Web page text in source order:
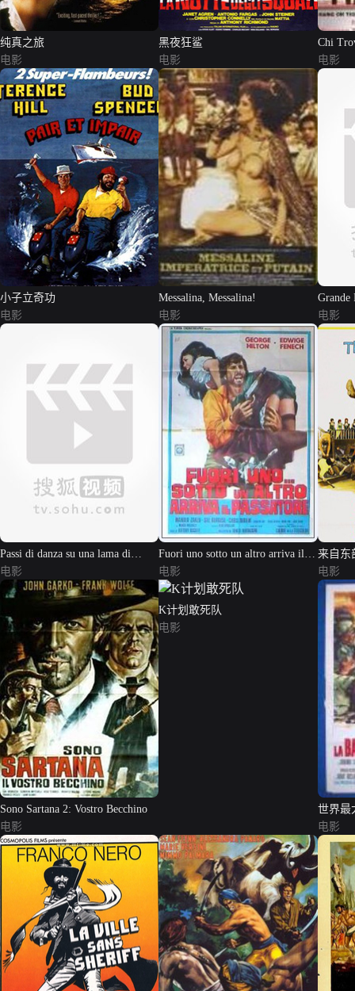
纯真之旅
电影
黑夜狂鲨
电影
Chi
Tesoro
电影
小子立奇功
电影
Messalina, Messalina!
电影
Grande
电影
Passi di danza su una lama di
rasoio
电影
Fuori uno sotto un altro arriva il
passatore
电影
来自东
电影
Sono Sartana 2: Vostro Becchino
电影
K计划敢死队
电影
世界最
电影